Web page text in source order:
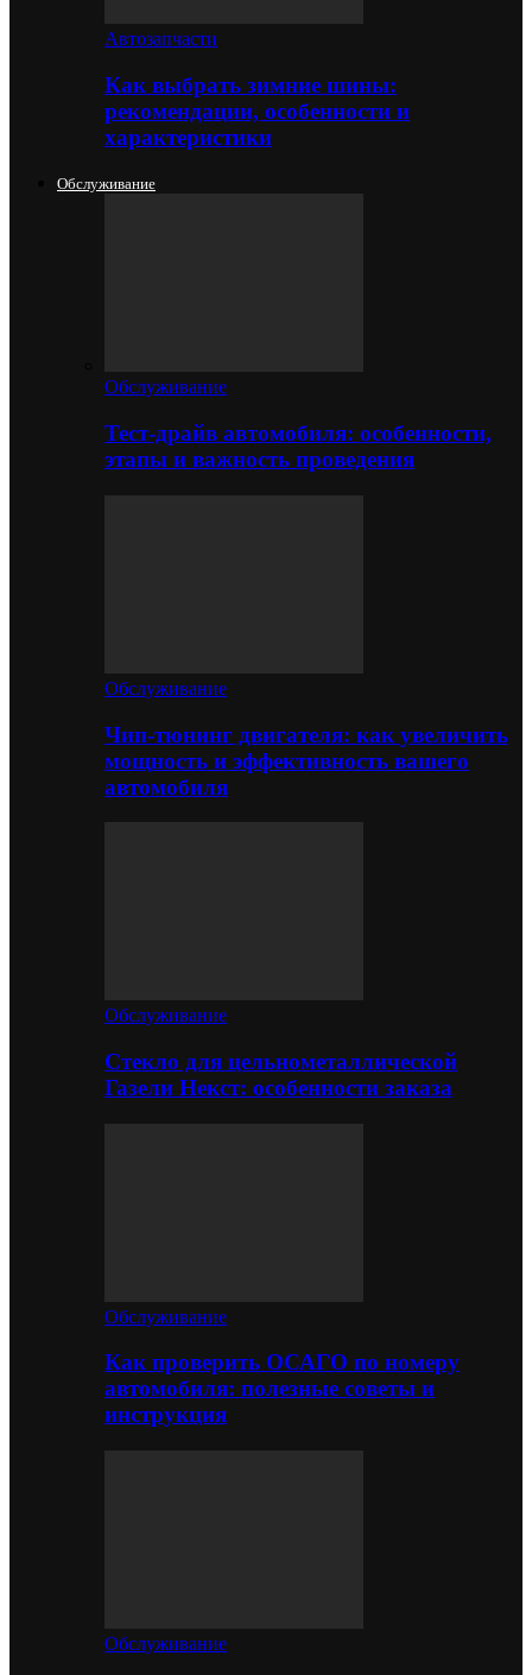
Автозапчасти
Как выбрать зимние шины:
рекомендации, особенности и
характеристики
Обслуживание
Обслуживание
Тест-драйв автомобиля: особенности,
этапы и важность проведения
Обслуживание
Чип-тюнинг двигателя: как увеличить
мощность и эффективность вашего
автомобиля
Обслуживание
Стекло для цельнометаллической
Газели Некст: особенности заказа
Обслуживание
Как проверить ОСАГО по номеру
автомобиля: полезные советы и
инструкция
Обслуживание